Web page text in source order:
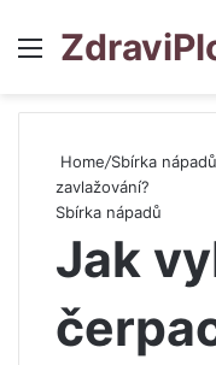
Menu
Home/Sbírka nápadů
zavlažování?
Sbírka nápadů
Jak